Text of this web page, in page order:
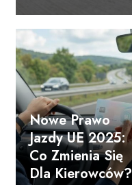
Nowe Prawo
Jazdy UE 2025:
Co Zmienia Się
Dla Kierowców?